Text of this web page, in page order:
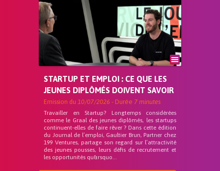
STARTUP ET EMPLOI : CE QUE LES
JEUNES DIPLÔMÉS DOIVENT SAVOIR
Emission du 10/07/2026 - Durée 7 minutes
Travailler en Startup? Longtemps considérées
comme le Graal des jeunes diplômés, les startups
continuent-elles de faire rêver ? Dans cette édition
du Journal de l’emploi, Gaultier Brun, Partner chez
199 Ventures, partage son regard sur l’attractivité
des jeunes pousses, leurs défis de recrutement et
les opportunités qu&rsquo...